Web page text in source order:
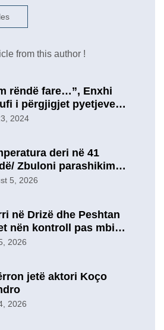
from this author !
rëndë fare…”, Enxhi
i përgjigjet pyetjeve
in, pas përfundimit të
të re?
2024
deri në 41
Zbuloni parashikimin
për sot
5, 2026
në Drizë dhe Peshtan
nën kontroll pas mbi 9
operacion, u
2026
jetë aktori Koço
2026